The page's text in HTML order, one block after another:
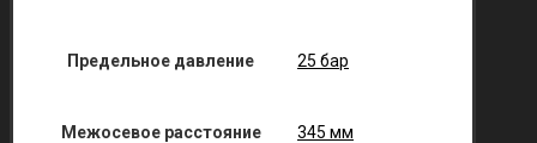
Предельное давление 25 бар
Межосевое расстояние 345 мм